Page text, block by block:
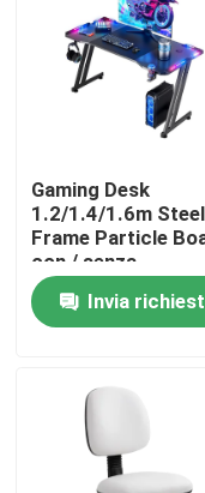
Casa.
Su di noi
Gaming Desk
1.2/1.4/1.6m Steel
Frame Particle
con / senza
illuminazione RGB
Invia